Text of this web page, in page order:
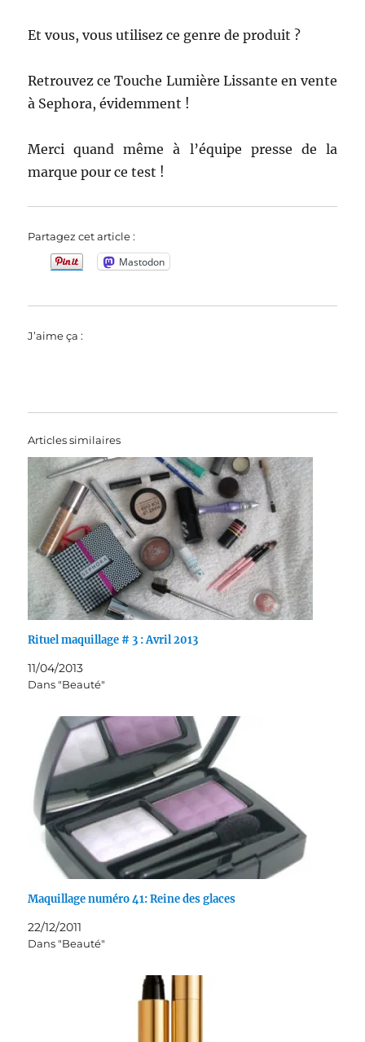
Et vous, vous utilisez ce genre de produit ?
Retrouvez ce Touche Lumière Lissante en vente
à Sephora, évidemment !
Merci quand même à l’équipe presse de la
marque pour ce test !
Partagez cet article :
Mastodon
J’aime ça :
Articles similaires
Rituel maquillage # 3 : Avril 2013
11/04/2013
Dans "Beauté"
Maquillage numéro 41: Reine des glaces
22/12/2011
Dans "Beauté"